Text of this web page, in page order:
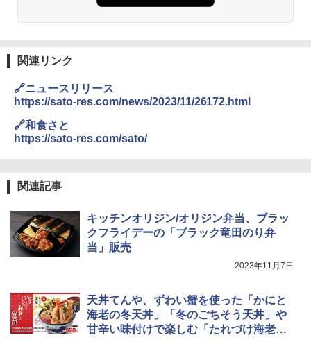
関連リンク
🔗ニュースリリース
https://sato-res.com/news/2023/11/26172.html
🔗和食さと
https://sato-res.com/sato/
関連記事
キッチンオリジン/オリジン弁当、ブラッ
クフライデーの「ブラック竜田のり弁
当」販売
2023年11月7日
天丼てんや、ずわい蟹を使った「かにと
海老の冬天丼」「冬のごちそう天丼」や
甘辛い味付けで楽しむ「たれづけ海老づ